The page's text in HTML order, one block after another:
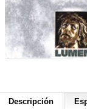
Descripción